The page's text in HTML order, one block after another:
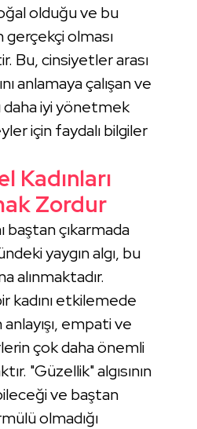
olduğu ve bu
olması
Bu, cinsiyetler arası
anlamaya çalışan ve
daha iyi yönetmek
için faydalı bilgiler
Kadınları
Zordur
baştan çıkarmada
yaygın algı, bu
alınmaktadır.
kadını etkilemede
empati ve
çok daha önemli
"Güzellik" algısının
ve baştan
olmadığı